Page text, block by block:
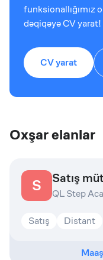
funksionallığımız
dəqiqəyə CV yarat!
CV yarat
Oxşar elanlar
S Satış
QL Step
Satış Distant